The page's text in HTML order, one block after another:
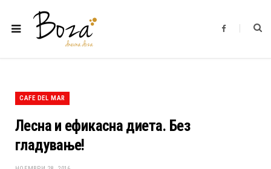
F
b
CAFE DEL MAR
Лесна и ефикасна диета. Без
гладување!